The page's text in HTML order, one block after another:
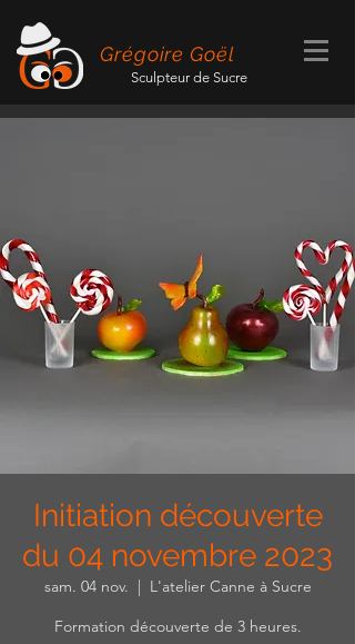
Grégoire Goël
Sculpteur de Sucre
Initiation découverte
du 04 novembre 2023
sam. 04 nov.
  |
L'atelier Canne à Sucre
Formation découverte de 3 heures.